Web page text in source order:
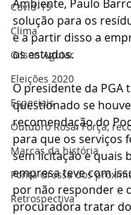
Covid-19
Clima
Gilson Aguiar
Eleições 2020
Especiais
Outubro Rosa: Força,
Marcas da história
Ponta Grossa dos
Retrospectiva
Ambiente, Paulo
solução para os
e a partir disso a
os estudos.
O presidente da PGA
questionado se houve
recomendação do
para que os serviços
sem licitação e quais
empresa teve com
por não responder e
procuradora tratar